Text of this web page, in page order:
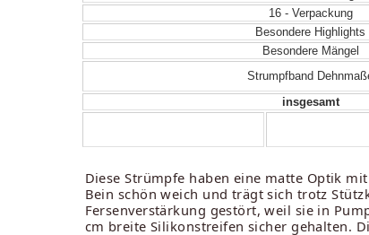
16 - Verpackung
Besondere Highlights
Besondere Mängel
Strumpfband
insgesamt
Diese Strümpfe haben eine matte Optik
Bein schön weich und trägt sich trotz
Fersenverstärkung gestört, weil sie in
cm breite Silikonstreifen sicher gehalten.